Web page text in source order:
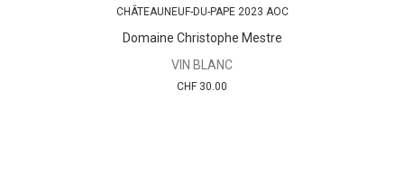
CHÂTEAUNEUF-DU-PAPE 2023 AOC
Domaine Christophe Mestre
VIN BLANC
CHF 30.00